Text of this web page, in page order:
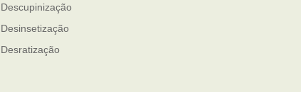
Descupinização
Desinsetização
Desratização